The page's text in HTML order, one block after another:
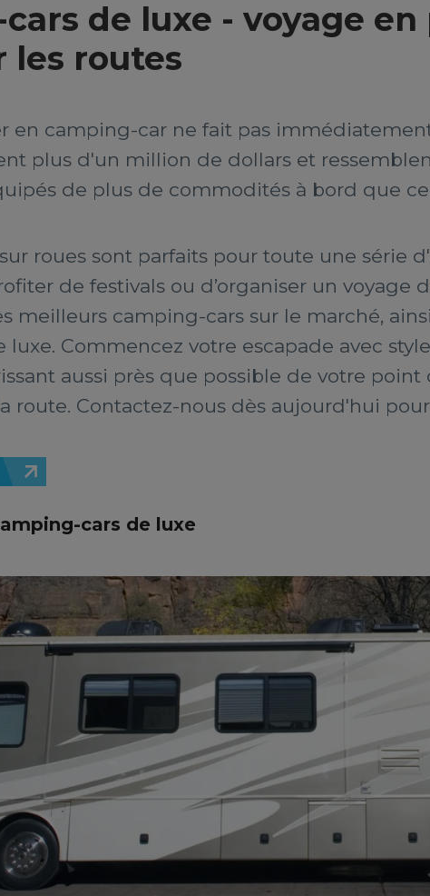
de luxe - voyage
les routes
en camping-car ne fait pas
plus d'un million de dollars et
de plus de commodités à bord que
roues sont parfaits pour toute une série
de festivals ou d’organiser un voyage
meilleurs camping-cars sur le marché,
luxe. Commencez votre escapade avec
aussi près que possible de votre
route. Contactez-nous dès aujourd'hui
cars de luxe